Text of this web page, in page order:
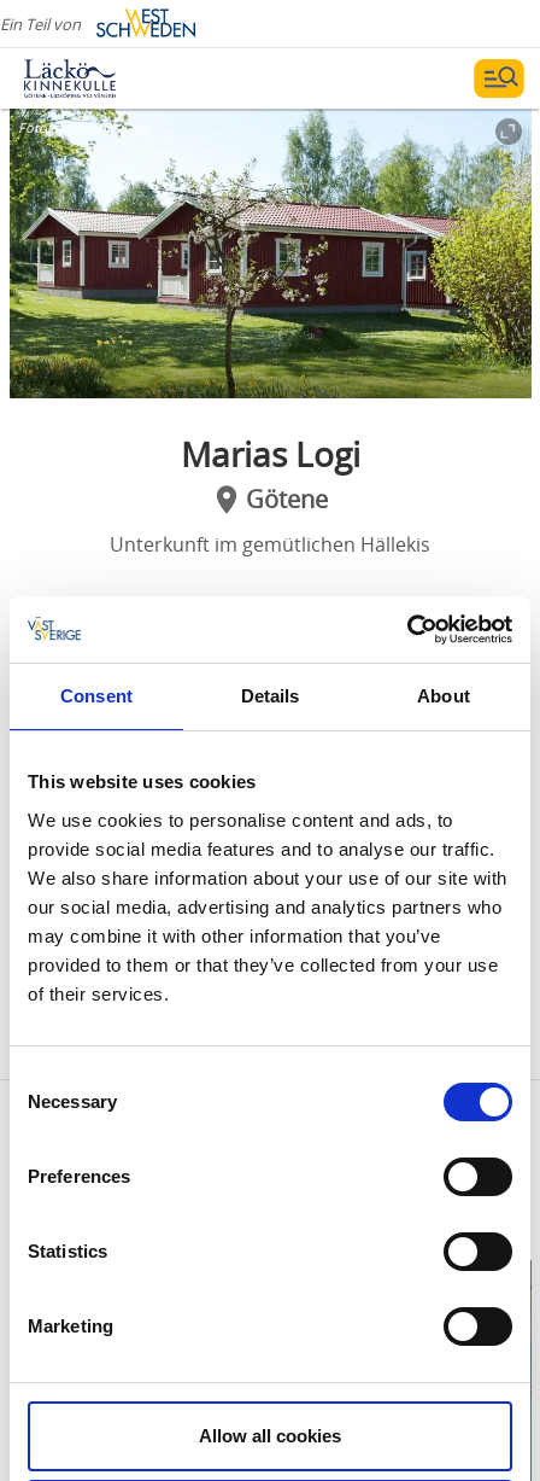
Consent Details About
This website uses cookies
We use cookies to personalise content and ads, to
provide social media features and to analyse our traffic.
We also share information about your use of our site with
our social media, advertising and analytics partners who
may combine it with other information that you’ve
provided to them or that they’ve collected from your use
of their services.
Selection
Necessary
Preferences
Statistics
Marketing
Allow all cookies
Ein Teil von
Fotograf:Marias Logi
Marias Logi
Götene
Unterkunft im gemütlichen Hällekis
Wir haben Unterkünfte für die meisten
Gelegenheiten, wenn Sie Kinnekulle besuchen;
dem Kinnekulle-Ring zu fahren oder einfach nur, um
die Umgebung in Ruhe zu genießen. Wir sind auch
vorübergehend für Unternehmen und
Privatpersonen in der Gegend arbeiten.
Anreise mit öffentlichen Verkehrsmitteln
Mit dem Västtågen (Kinnekulletåget) können Sie
dieses Ziel erreichen, indem Sie am Bahnhof Hällekis
aussteigen. Wenn Sie Fragen haben oder weitere
www.vasttrafik.se
Kontaktinformation
Hönsätersvägen 20
Homepage:mariaslogi.se/
Klicken Sie hier um
die Karte
anzuzeigen